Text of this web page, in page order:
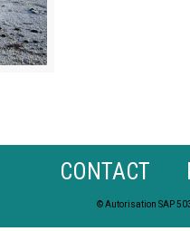
CONTACT
© Autorisation SAP